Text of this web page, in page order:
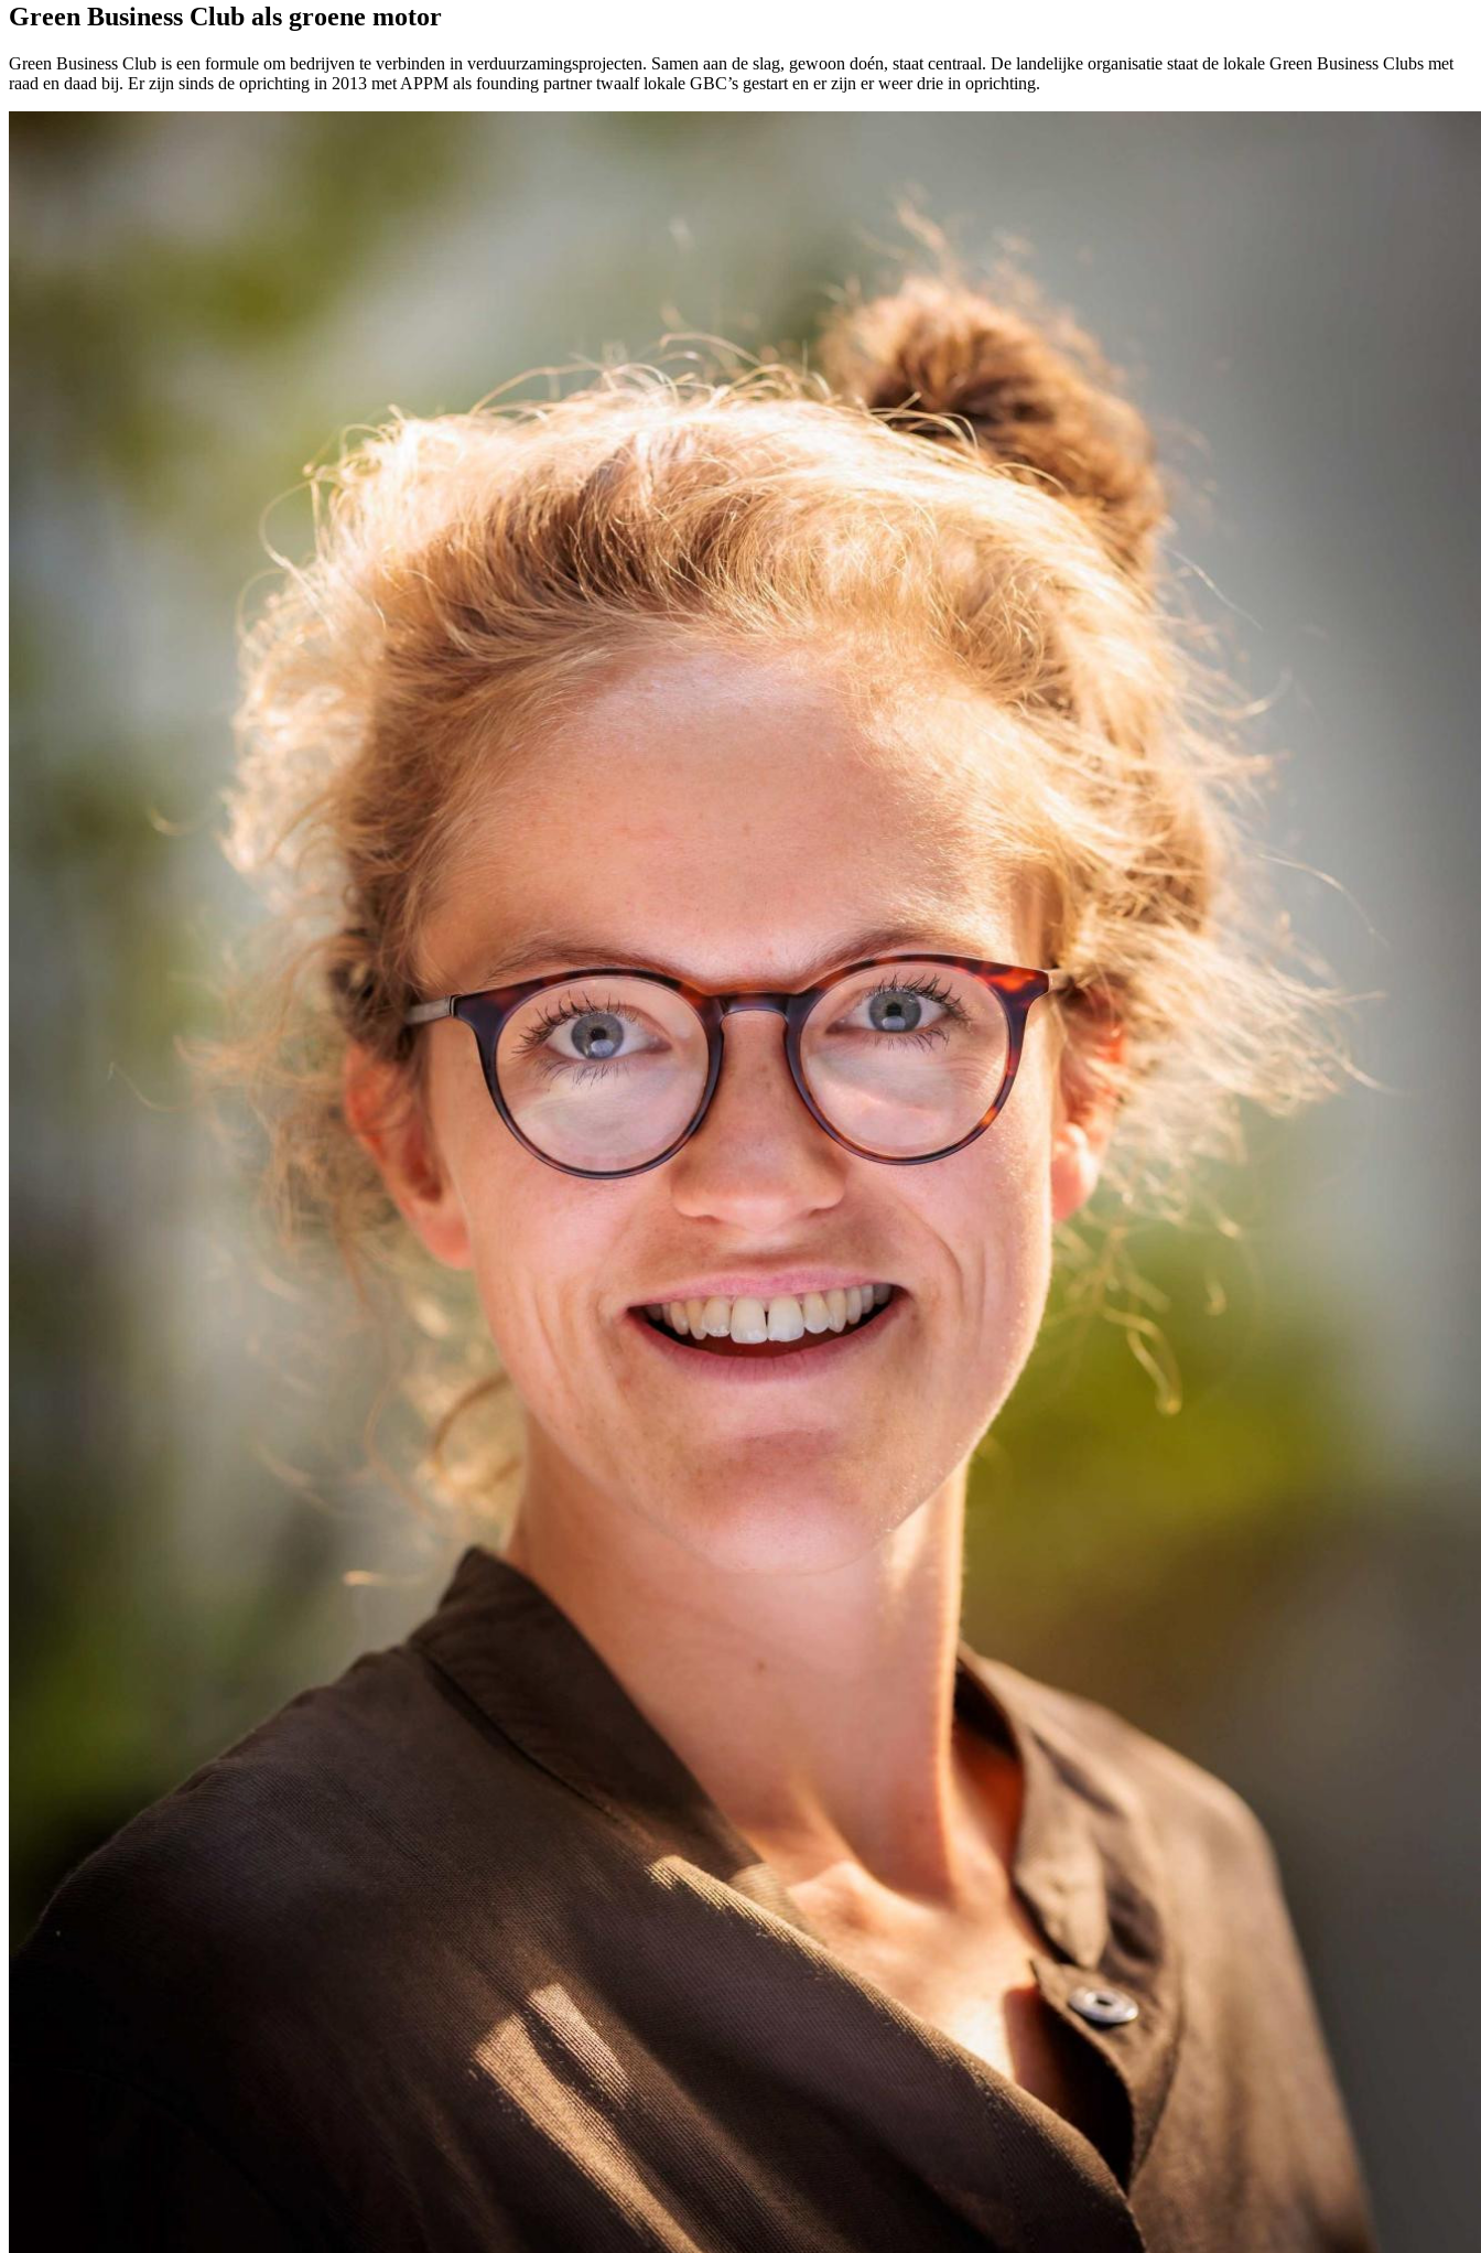
Green Business Club als groene motor
Green Business Club is een formule om bedrijven te verbinden in verduurzamingsprojecten. Samen aan de slag, gewoon doén, staat centraal. De landelijke organisatie staat de lokale Green Business Clubs met
raad en daad bij. Er zijn sinds de oprichting in 2013 met APPM als founding partner twaalf lokale GBC’s gestart en er zijn er weer drie in oprichting.